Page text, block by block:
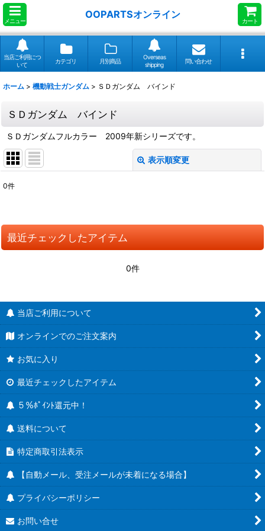
メニュー
OOPARTSオンライン
カート
当店ご利用につ
いて
カテゴリ 月別商品
Overseas
shipping
問い合わせ
ホーム > 機動戦士ガンダム > ＳＤガンダム バインド
ＳＤガンダム バインド
ＳＤガンダムフルカラー 2009年新シリーズです。
表示順変更
並び順:
0件
最近チェックしたアイテム
0件
当店ご利用について
オンラインでのご注文案内
お気に入り
最近チェックしたアイテム
５％ﾎﾟｲﾝﾄ還元中！
送料について
特定商取引法表示
【自動メール、受注メールが未着になる場合】
プライバシーポリシー
お問い合せ